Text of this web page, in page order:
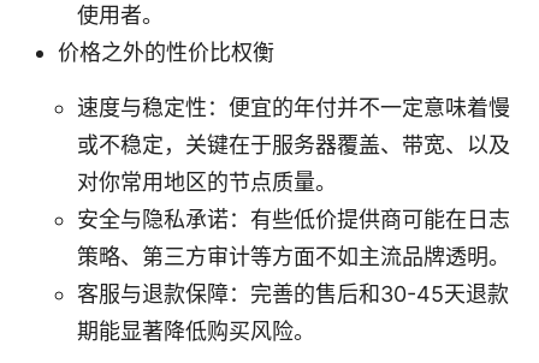
使用者。
价格之外的性价比权衡
速度与稳定性：便宜的年付并不一定意味着慢
或不稳定，关键在于服务器覆盖、带宽、以及
对你常用地区的节点质量。
安全与隐私承诺：有些低价提供商可能在日志
策略、第三方审计等方面不如主流品牌透明。
客服与退款保障：完善的售后和30-45天退款
期能显著降低购买风险。